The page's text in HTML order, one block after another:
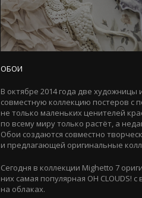
ОБОИ
В октябре 2014 года две
совместную коллекцию постеров с
не только маленьких ценителей
по всему миру только растёт, а
Обои создаются совместно
и предлагающей оригинальные
Сегодня в коллекции Mighetto 7
них самая популярная OH
на облаках.